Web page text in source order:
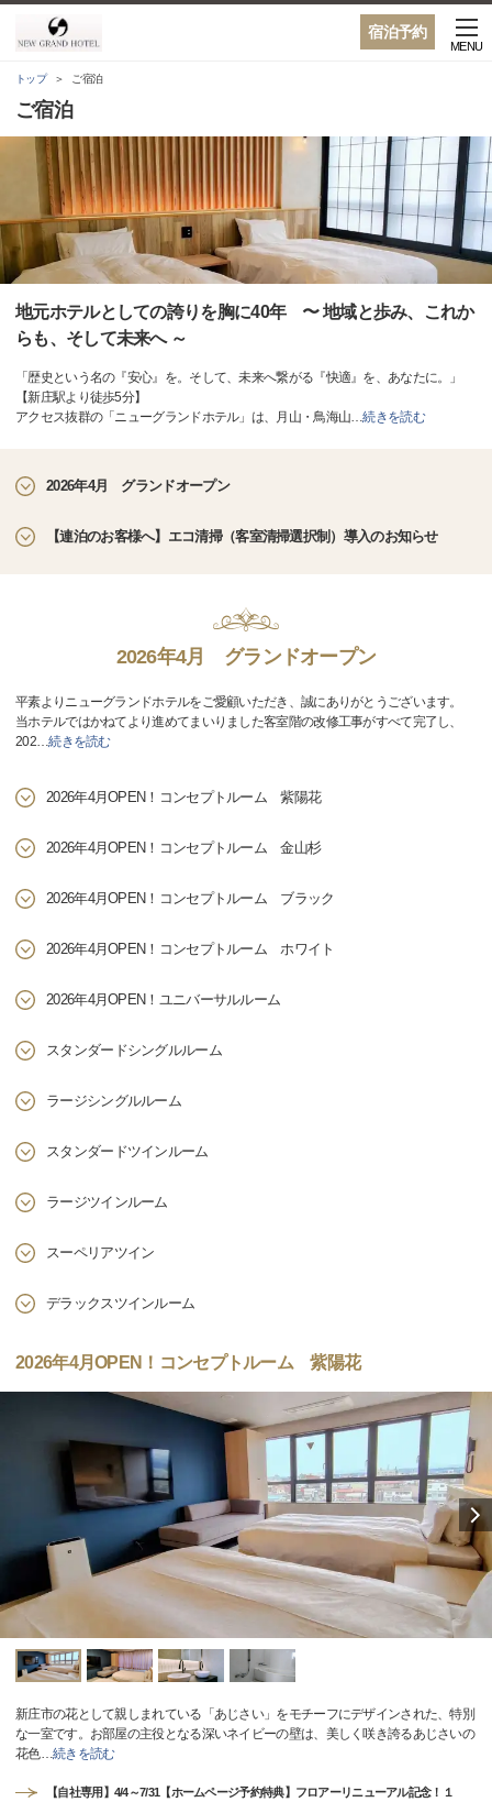
宿泊予約
MENU
トップ ご宿泊
ご宿泊
地元ホテルとしての誇りを胸に40年 〜 地域と歩み、これか
らも、そして未来へ ～
「歴史という名の『安心』を。そして、未来へ繋がる『快適』を、あなたに。」
【新庄駅より徒歩5分】
アクセス抜群の「ニューグランドホテル」は、月山・鳥海山…続きを読む
2026年4月 グランドオープン
【連泊のお客様へ】エコ清掃（客室清掃選択制）導入のお知らせ
2026年4月 グランドオープン
平素よりニューグランドホテルをご愛顧いただき、誠にありがとうございます。
当ホテルではかねてより進めてまいりました客室階の改修工事がすべて完了し、
202…続きを読む
2026年4月OPEN！コンセプトルーム 紫陽花
2026年4月OPEN！コンセプトルーム 金山杉
2026年4月OPEN！コンセプトルーム ブラック
2026年4月OPEN！コンセプトルーム ホワイト
2026年4月OPEN！ユニバーサルルーム
スタンダードシングルルーム
ラージシングルルーム
スタンダードツインルーム
ラージツインルーム
スーペリアツイン
デラックスツインルーム
2026年4月OPEN！コンセプトルーム 紫陽花
新庄市の花として親しまれている「あじさい」をモチーフにデザインされた、特別
な一室です。お部屋の主役となる深いネイビーの壁は、美しく咲き誇るあじさいの
花色…続きを読む
【自社専用】4/4～7/31【ホームページ予約特典】フロアーリニューアル記念！１